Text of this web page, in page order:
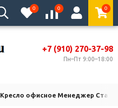
0 0 0
+7 (910) 270-37-98
Пн–Пт 9:00–18:00
Кресло офисное Менеджер